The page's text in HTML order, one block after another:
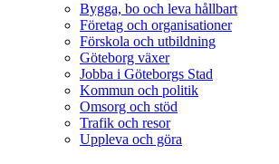
Bygga, bo och leva hållbart
Företag och organisationer
Förskola och utbildning
Göteborg växer
Jobba i Göteborgs Stad
Kommun och politik
Omsorg och stöd
Trafik och resor
Uppleva och göra